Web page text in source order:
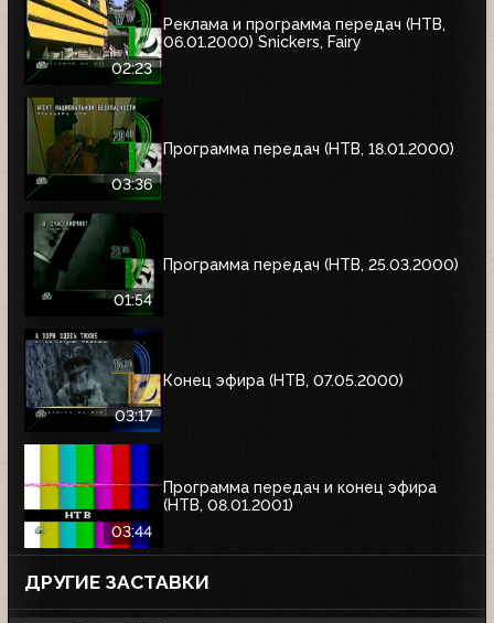
02:23
Реклама и программа передач (НТВ,
06.01.2000) Snickers, Fairy
03:36
Программа передач (НТВ, 18.01.2000)
01:54
Программа передач (НТВ, 25.03.2000)
03:17
Конец эфира (НТВ, 07.05.2000)
03:44
Программа передач и конец эфира
(НТВ, 08.01.2001)
ДРУГИЕ ЗАСТАВКИ